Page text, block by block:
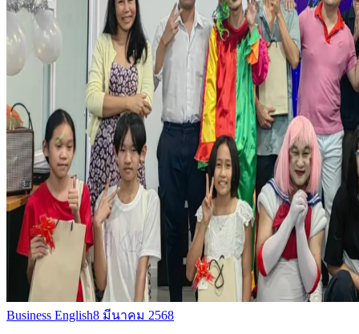
Business English8 มีนาคม 2568